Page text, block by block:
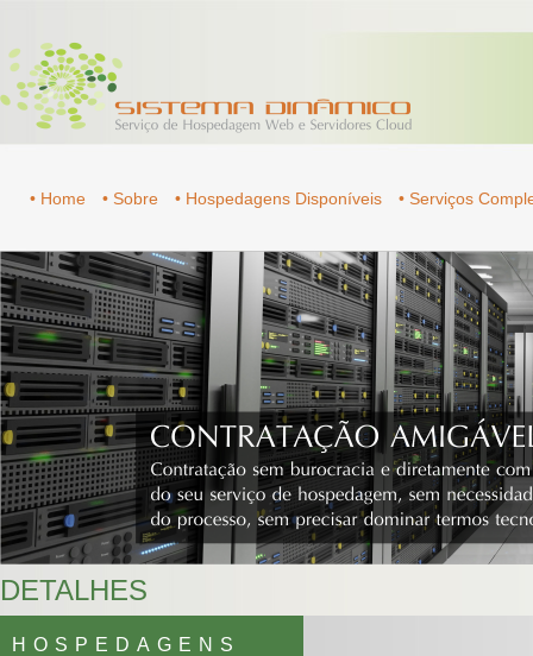
• Home • Sobre • Hospedagens Disponíveis • Serviços
DETALHES
HOSPEDAGENS